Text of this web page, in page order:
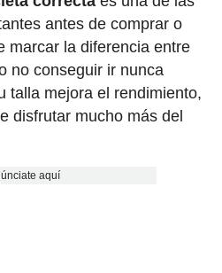
antes de comprar o
marcar la diferencia entre
no conseguir ir nunca
talla mejora el rendimiento,
disfrutar mucho más del
aquí